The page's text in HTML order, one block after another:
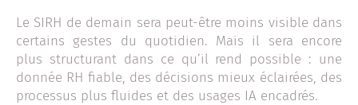
Le SIRH de demain sera peut-être moins visible dans
certains gestes du quotidien. Mais il sera encore
plus structurant dans ce qu’il rend possible : une
donnée RH fiable, des décisions mieux éclairées, des
processus plus fluides et des usages IA encadrés.